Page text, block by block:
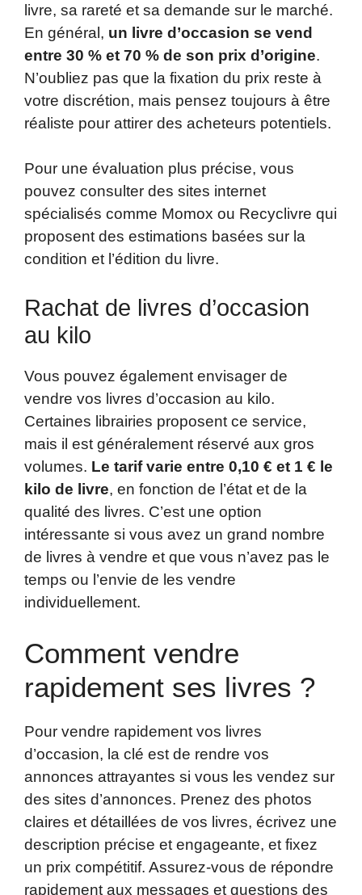
livre, sa rareté et sa demande sur le marché.
En général, un livre d’occasion se vend
entre 30 % et 70 % de son prix d’origine.
N’oubliez pas que la fixation du prix reste à
votre discrétion, mais pensez toujours à être
réaliste pour attirer des acheteurs potentiels.
Pour une évaluation plus précise, vous
pouvez consulter des sites internet
spécialisés comme Momox ou Recyclivre qui
proposent des estimations basées sur la
condition et l’édition du livre.
Rachat de livres d’occasion
au kilo
Vous pouvez également envisager de
vendre vos livres d’occasion au kilo.
Certaines librairies proposent ce service,
mais il est généralement réservé aux gros
volumes. Le tarif varie entre 0,10 € et 1 € le
kilo de livre, en fonction de l’état et de la
qualité des livres. C’est une option
intéressante si vous avez un grand nombre
de livres à vendre et que vous n’avez pas le
temps ou l’envie de les vendre
individuellement.
Comment vendre
rapidement ses livres ?
Pour vendre rapidement vos livres
d’occasion, la clé est de rendre vos
annonces attrayantes si vous les vendez sur
des sites d’annonces. Prenez des photos
claires et détaillées de vos livres, écrivez une
description précise et engageante, et fixez
un prix compétitif. Assurez-vous de répondre
rapidement aux messages et questions des